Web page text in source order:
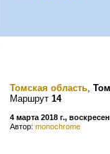
Томская область,
Маршрут 14
4 марта 2018 г.,
Автор: monochrome